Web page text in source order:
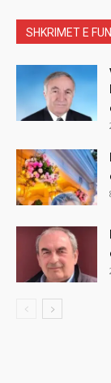
SHKRIMET E